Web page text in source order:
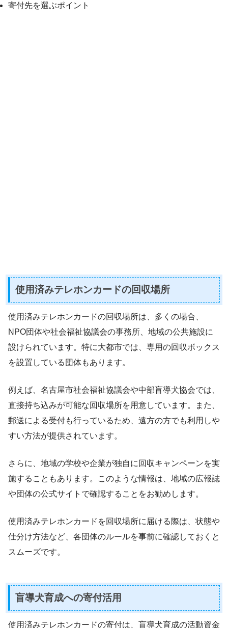
寄付先を選ぶポイント
使用済みテレホンカードの回収場所
使用済みテレホンカードの回収場所は、多くの場合、
NPO団体や社会福祉協議会の事務所、地域の公共施設に
設けられています。特に大都市では、専用の回収ボックス
を設置している団体もあります。
例えば、名古屋市社会福祉協議会や中部盲導犬協会では、
直接持ち込みが可能な回収場所を用意しています。また、
郵送による受付も行っているため、遠方の方でも利用しや
すい方法が提供されています。
さらに、地域の学校や企業が独自に回収キャンペーンを実
施することもあります。このような情報は、地域の広報誌
や団体の公式サイトで確認することをお勧めします。
使用済みテレホンカードを回収場所に届ける際は、状態や
仕分け方法など、各団体のルールを事前に確認しておくと
スムーズです。
盲導犬育成への寄付活用
使用済みテレホンカードの寄付は、盲導犬育成の活動資金